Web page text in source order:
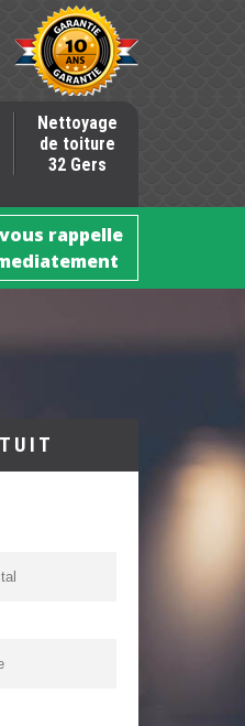
Nettoyage
de toiture
32 Gers
rappelle